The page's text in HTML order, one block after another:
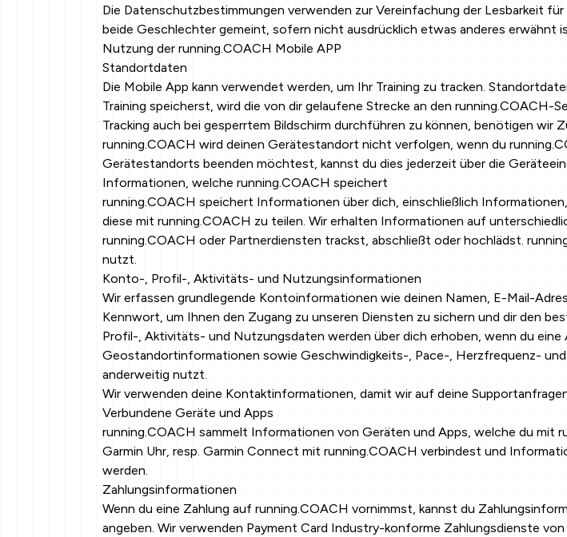
Die Datenschutzbestimmungen verwenden zur Vereinfachung der Lesbarkeit
beide Geschlechter gemeint, sofern nicht ausdrücklich etwas anderes erwähnt
Nutzung der running.COACH Mobile APP
Standortdaten
Die Mobile App kann verwendet werden, um Ihr Training zu tracken.
Training speicherst, wird die von dir gelaufene Strecke an den running.COACH-
Tracking auch bei gesperrtem Bildschirm durchführen zu können, benötigen
running.COACH wird deinen Gerätestandort nicht verfolgen, wenn du
Gerätestandorts beenden möchtest, kannst du dies jederzeit über die
Informationen, welche running.COACH speichert
running.COACH speichert Informationen über dich, einschließlich
diese mit running.COACH zu teilen. Wir erhalten Informationen auf
running.COACH oder Partnerdiensten trackst, abschließt oder hochlädst.
nutzt.
Konto-, Profil-, Aktivitäts- und Nutzungsinformationen
Wir erfassen grundlegende Kontoinformationen wie deinen Namen, E-Mail-
Kennwort, um Ihnen den Zugang zu unseren Diensten zu sichern und dir den
Profil-, Aktivitäts- und Nutzungsdaten werden über dich erhoben, wenn du
Geostandortinformationen sowie Geschwindigkeits-, Pace-, Herzfrequenz-
anderweitig nutzt.
Wir verwenden deine Kontaktinformationen, damit wir auf deine
Verbundene Geräte und Apps
running.COACH sammelt Informationen von Geräten und Apps, welche du mit
Garmin Uhr, resp. Garmin Connect mit running.COACH verbindest und
werden.
Zahlungsinformationen
Wenn du eine Zahlung auf running.COACH vornimmst, kannst du
angeben. Wir verwenden Payment Card Industry-konforme Zahlungsdienste